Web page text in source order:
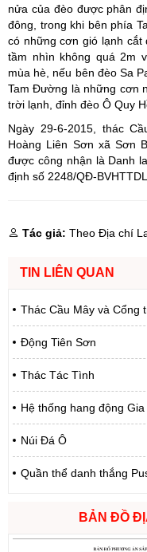
nửa của đèo được phân
đông, trong khi bên phía
có những cơn gió lạnh cắt
tầm nhìn không quá 2m
mùa hè, nếu bên đèo Sa
Tam Đường là những cơn
trời lạnh, đỉnh đèo Ô Quy
Ngày 29-6-2015, thác
Hoàng Liên Sơn xã Sơn
được công nhận là Danh
định số 2248/QĐ-BVHTTDL.
Tác giả: Theo Địa chí
TIN LIÊN QUAN
Thác Cầu Mây và Cổng
Động Tiên Sơn
Thác Tác Tình
Hệ thống hang động Gia
Núi Đá Ô
Quần thể danh thắng
BẢN ĐỒ